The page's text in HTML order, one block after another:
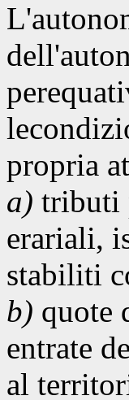
propria
a) tributi
erariali,
stabiliti
b) quote
entrate
al